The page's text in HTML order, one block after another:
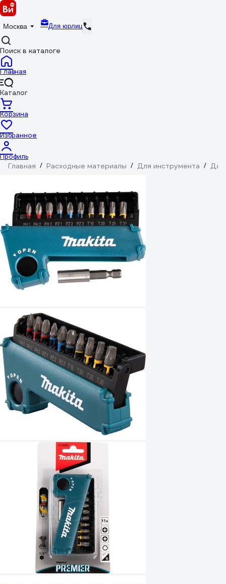
Москва Для юрлиц
Поиск в каталоге
Главная
Каталог
Корзина
Избранное
Профиль
Главная / Расходные материалы / Для инструмента / Для